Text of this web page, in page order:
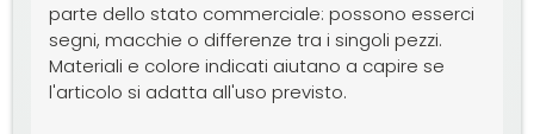
parte dello stato commerciale: possono esserci
segni, macchie o differenze tra i singoli pezzi.
Materiali e colore indicati aiutano a capire se
l'articolo si adatta all'uso previsto.